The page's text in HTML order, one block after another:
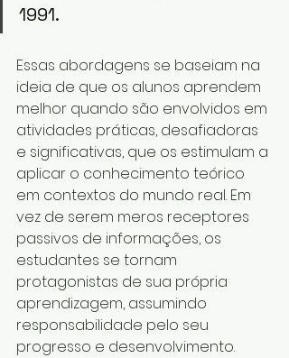
1991.
Essas abordagens se baseiam na
ideia de que os alunos aprendem
melhor quando são envolvidos em
atividades práticas, desafiadoras
e significativas, que os estimulam a
aplicar o conhecimento teórico
em contextos do mundo real. Em
vez de serem meros receptores
passivos de informações, os
estudantes se tornam
protagonistas de sua própria
aprendizagem, assumindo
responsabilidade pelo seu
progresso e desenvolvimento.